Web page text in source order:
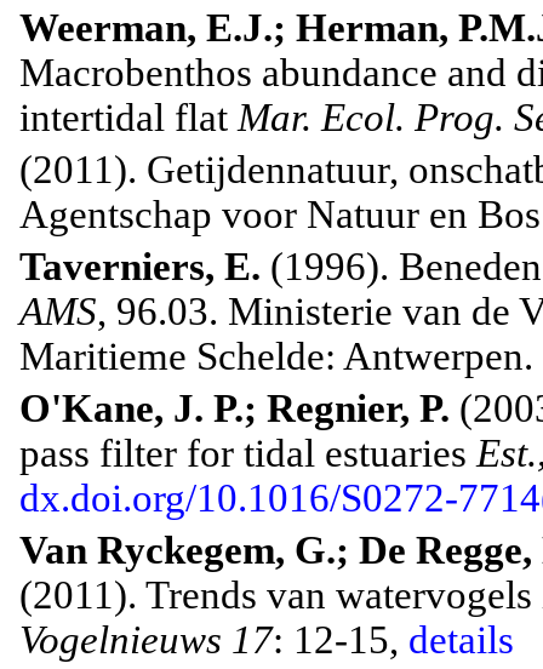
Weerman, E.J.; Herman,
Macrobenthos abundance and
intertidal flatMar.Ecol. Prog.
(2011). Getijdennatuur,
Agentschap voor Natuur en
Taverniers, E. (1996).
AMS, 96.03. Ministerie van de
Maritieme Schelde:
O'Kane, J. P.; Regnier, P.
pass filter for tidal estuaries
dx.doi.org/10.1016/S0272-
Van Ryckegem, G.; De
(2011). Trends van
Vogelnieuws 17: 12-15, details